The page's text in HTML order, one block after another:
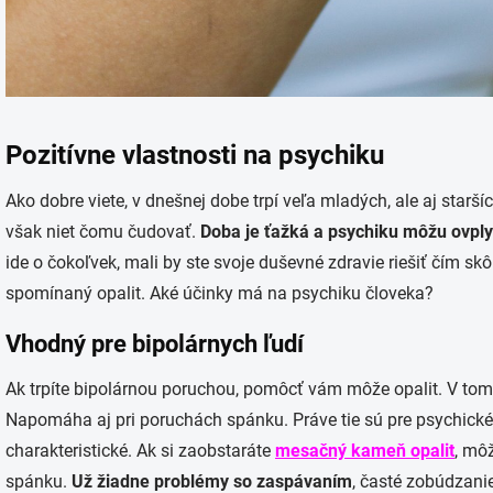
Pozitívne vlastnosti na psychiku
Ako dobre viete, v dnešnej dobe trpí veľa mladých, ale aj
však niet čomu čudovať. Doba je ťažká a psychiku môžu
ide o čokoľvek, mali by ste svoje duševné zdravie riešiť čím
spomínaný opalit. Aké účinky má na psychiku človeka?
Vhodný pre bipolárnych ľudí
Ak trpíte bipolárnou poruchou, pomôcť vám môže opalit. V
Napomáha aj pri poruchách spánku. Práve tie sú pre
charakteristické. Ak si zaobstaráte mesačný kameň opalit,
spánku. Už žiadne problémy so zaspávaním, časté